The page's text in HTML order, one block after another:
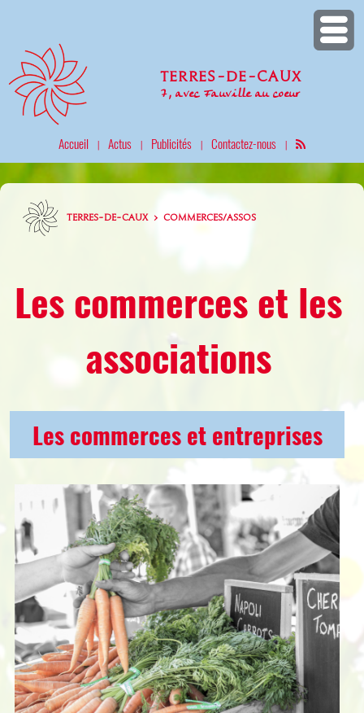
Terres-de-Caux
7, avec Fauville au coeur
Accueil | Actus | Publicités | Contactez-nous |
TERRES-DE-CAUX > COMMERCES/ASSOS
Les commerces et les
associations
Les commerces et entreprises